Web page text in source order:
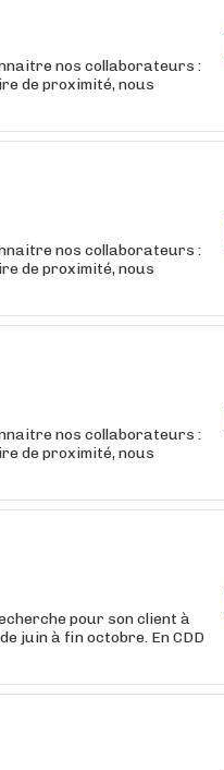
nos collaborateurs :
de proximité, nous
nos collaborateurs :
de proximité, nous
nos collaborateurs :
de proximité, nous
pour son client à
juin à fin octobre. En CDD